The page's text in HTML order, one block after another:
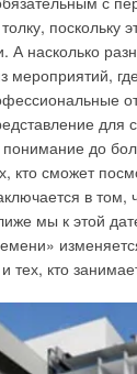
А насколько
до
кто сможет
в
мы к этой
тех, кто
нужна та
её
он будет
данных теми
и